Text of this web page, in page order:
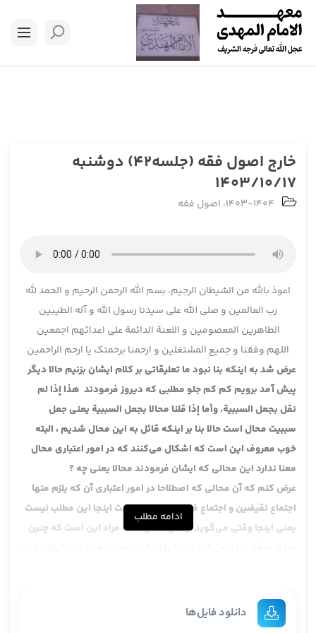
خارج اصول فقه (جلسه42) دوشنبه
1403/10/17
1403-1404، اصول فقه
اعوذ بالله من الشیطان الرجیم، بسم الله الرحمن الرحیم و الحمد لله
رب العالمین و صلی الله علی سیدنا رسول الله و آله الطیبین
الطاهرین المعصومین و اللعنة الدائمة علی اعدائهم اجمعین
اللهم وفقنا و جمیع المشتغلین و ارحمنا برحمتک یا ارحم الراحمین
عرض شد به اینکه بنا نبود ما تعلیقاتی بر کلام ایشان بزنیم حالا دیگر
پیش آمد برویم کم کم جلو مطلبی که دیروز فرمودند هذا إذا لم
نقل بجعل السببية.وأما إذا قلنا محالا بجعل السببية یعنی جعل
سببیت محال است حالا بنا بر اینکه قائل به این محال شدیم ، البته
خوب معروف این است که اشکال می‌کنند که در امور اعتباری محال
معنا ندارد این محالی که ایشان فرمودند محالا یعنی چه ؟
عرض کنم که آن محالی که اصطلاحا در امور اعتباری آن که یلزم منها
اجتماع نقیضین و اجتماع ضدین مراد این است اینجا این مطلب نیست
یعنی اینجا وقتی می‌گوید ایشان محال است مراد این است که چنین
یک چیزی است که جعل به او تعلق پیدا نمی‌کند ، مثلا گفت جعلت
الرکوع جزءا من الصلاة مثلا تصریح کرد این طبیعت جزئیت یک جوری
ادامه مطلب
دانلود فایل‌ها